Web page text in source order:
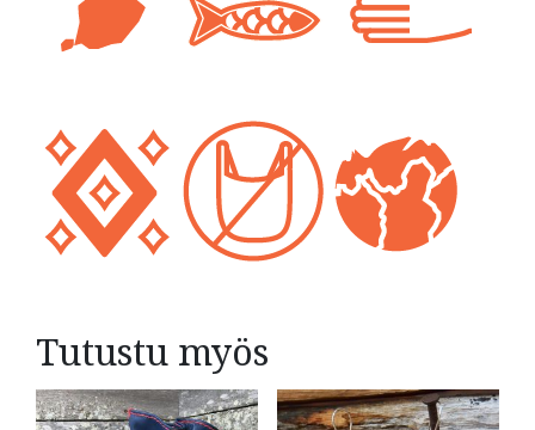
Tutustu myös